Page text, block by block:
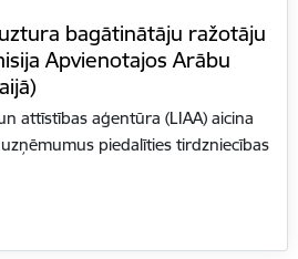
bagātinātāju ražotāju
Apvienotajos Arābu
attīstības aģentūra (LIAA) aicina
piedalīties tirdzniecības